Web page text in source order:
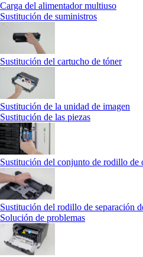
Carga del alimentador multiuso
Sustitución de suministros
Sustitución del cartucho de tóner
Sustitución de la unidad de imagen
Sustitución de las piezas
Sustitución del conjunto de rodillo de
Sustitución del rodillo de separación
Solución de problemas